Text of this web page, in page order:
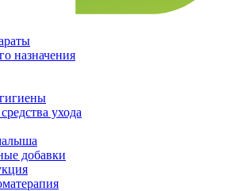
назначения
ухода
добавки